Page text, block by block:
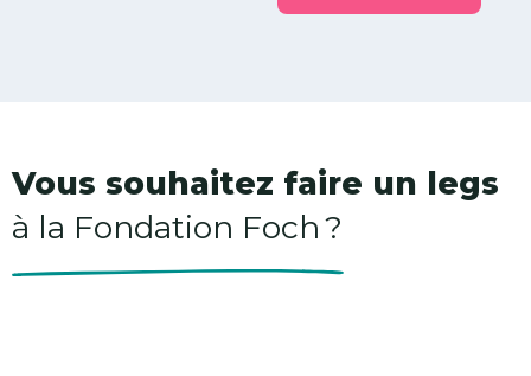
Vous souhaitez faire un legs
à la Fondation Foch ?